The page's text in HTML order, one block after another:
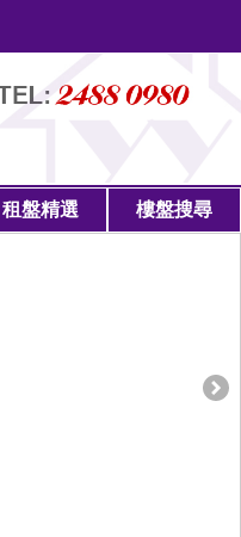
租盤精選 樓盤搜尋